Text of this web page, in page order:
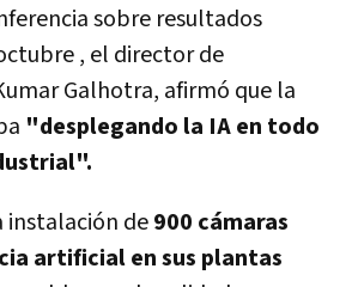
sobre resultados
, el director de
Galhotra, afirmó que la
"desplegando la IA en todo
instalación de900 cámaras
artificial en sus plantas